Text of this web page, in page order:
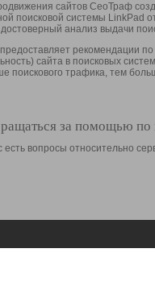
сайтов СеоТраф
поисковой системы LinkPad
анализ выдачи
рекомендации по
сайта в поисковых
поискового трафика, тем
за помощью
есть вопросы относительно